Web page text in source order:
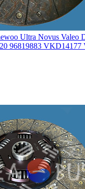
Ultra Novus
96819883 VKD14177